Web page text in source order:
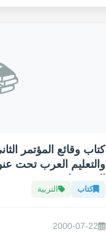
والتعليم العرب تحت
كتاب التربية
2000-07-22